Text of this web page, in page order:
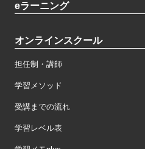
eラーニング
オンラインスクール
担任制・講師
学習メソッド
受講までの流れ
学習レベル表